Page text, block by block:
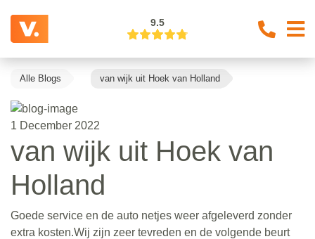
9.5
Alle Blogs van wijk uit Hoek van Holland
1 December 2022
van wijk uit Hoek van
Holland
Goede service en de auto netjes weer afgeleverd zonder
extra kosten.Wij zijn zeer tevreden en de volgende beurt